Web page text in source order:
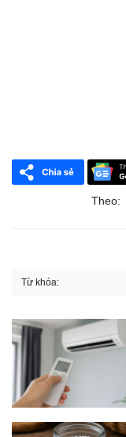
Theo:
Từ khóa: